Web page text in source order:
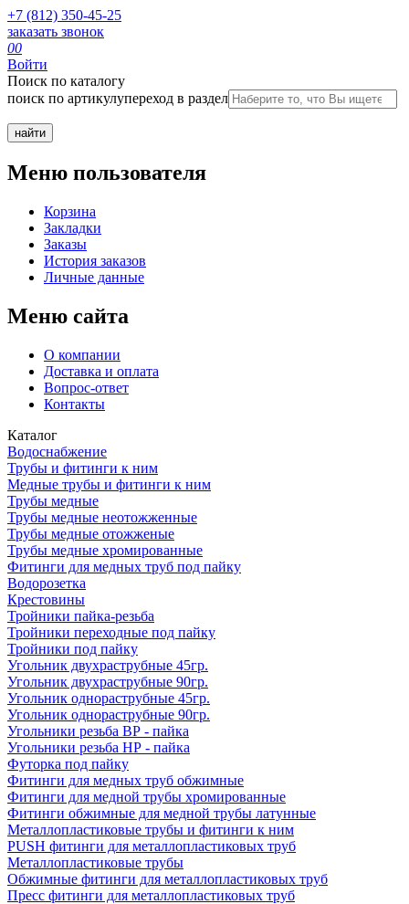
+7 (812) 350-45-25
заказать звонок
00
Войти
Поиск по каталогу
поиск по артикулупереход в раздел
Меню пользователя
Корзина
Закладки
Заказы
История заказов
Личные данные
Меню сайта
О компании
Доставка и оплата
Вопрос-ответ
Контакты
Каталог
Водоснабжение
Трубы и фитинги к ним
Медные трубы и фитинги к ним
Трубы медные
Трубы медные неотожженные
Трубы медные отожженые
Трубы медные хромированные
Фитинги для медных труб под пайку
Водорозетка
Крестовины
Тройники пайка-резьба
Тройники переходные под пайку
Тройники под пайку
Угольник двухраструбные 45гр.
Угольник двухраструбные 90гр.
Угольник однораструбные 45гр.
Угольник однораструбные 90гр.
Угольники резьба ВР - пайка
Угольники резьба НР - пайка
Футорка под пайку
Фитинги для медных труб обжимные
Фитинги для медной трубы хромированные
Фитинги обжимные для медной трубы латунные
Металлопластиковые трубы и фитинги к ним
PUSH фитинги для металлопластиковых труб
Металлопластиковые трубы
Обжимные фитинги для металлопластиковых труб
Пресс фитинги для металлопластиковых труб